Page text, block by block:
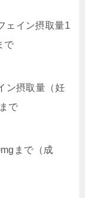
ェイン摂取量1
で
ン摂取量（妊
で
まで（成